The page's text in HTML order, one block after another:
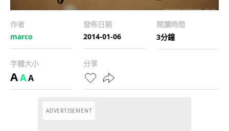
作者
marco
發佈日期
2014-01-06
閱讀時間
3分鐘
字體大小
AAA
分享
ADVERTISEMENT